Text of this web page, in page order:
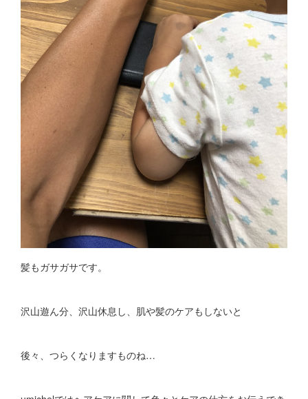
髪もガサガサです。
沢山遊ん分、沢山休息し、肌や髪のケアもしないと
後々、つらくなりますものね…